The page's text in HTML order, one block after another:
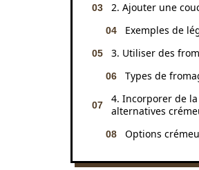
2. Ajouter une
Exemples de
3. Utiliser des
Types de
4. Incorporer de
alternatives
Options